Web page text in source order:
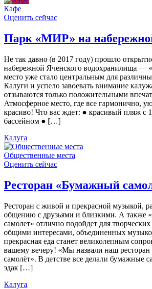
Кафе
Оценить сейчас
Парк «МИР» на
Не так давно (в 2017 году) прошло
набережной Яченского водохранилища —
место уже стало центральным для
Калуги и успело завоевать внимание
отзываются только положительными
Атмосферное место, где все гармонично,
красиво! Что вас ждет: ● красивый пляж с
бассейном ● […]
Калуга
Общественные места
Оценить сейчас
Ресторан «Бумажный
Ресторан с живой и прекрасной музыкой,
общению с друзьями и близкими. А также
самолет» отлично подойдет для
общими интересами, объединенных
прекрасная еда станет великолепным
вашему вечеру! «Мы назвали наш
самолёт». В детстве все делали бумажные
эдак […]
Калуга